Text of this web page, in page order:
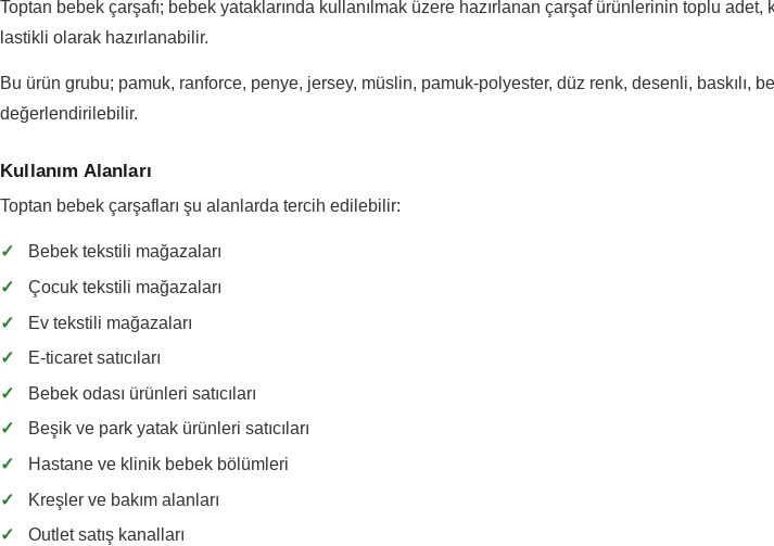
Toptan bebek çarşafı; bebek yataklarında kullanılmak üzere hazırlanan çarşaf ürünlerinin toplu
lastikli olarak hazırlanabilir.
Bu ürün grubu; pamuk, ranforce, penye, jersey, müslin, pamuk-polyester, düz renk, desenli,
değerlendirilebilir.
Kullanım Alanları
Toptan bebek çarşafları şu alanlarda tercih edilebilir:
✓
Bebek tekstili mağazaları
✓
Çocuk tekstili mağazaları
✓
Ev tekstili mağazaları
✓
E-ticaret satıcıları
✓
Bebek odası ürünleri satıcıları
✓
Beşik ve park yatak ürünleri satıcıları
✓
Hastane ve klinik bebek bölümleri
✓
Kreşler ve bakım alanları
✓
Outlet satış kanalları